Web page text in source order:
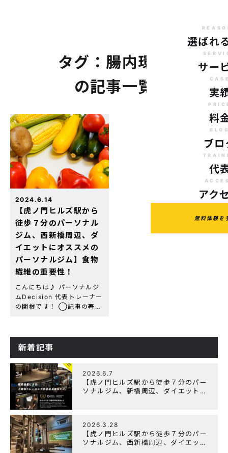
選ばれ
サー
実
料
ブロ
代
アク
無料体験を
タグ：腸内環境
の記事一覧
2024.6.14
【虎ノ門ヒルズ駅から
徒歩７分のパーソナル
ジム、西新橋周辺、ダ
イエットにオススメの
パーソナルジム】食物
繊維の重要性！
こんにちは♪ パーソナルジ
ムDecision 代表トレーナー
の関根です！ ◯記事の著者
Decision 代表トレーナー
資格・経歴：NESTA-
[…]
新着記事
2026.6.7
【虎ノ門ヒルズ駅から徒歩７分のパー
ソナルジム、新橋周辺、ダイエットに
2026.3.28
【虎ノ門ヒルズ駅から徒歩７分のパー
ソナルジム、西新橋周辺、ダイエット